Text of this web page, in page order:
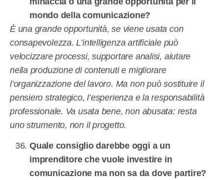
mondo della comunicazione?
È una grande opportunità, se viene usata con
consapevolezza. L’intelligenza artificiale può
velocizzare processi, supportare analisi, aiutare
nella produzione di contenuti e migliorare
l’organizzazione del lavoro. Ma non può sostituire il
pensiero strategico, l’esperienza e la responsabilità
professionale. Va usata bene, non abusata: resta
uno strumento, non il progetto.
Quale consiglio darebbe oggi a un
imprenditore che vuole investire in
comunicazione ma non sa da dove partire?